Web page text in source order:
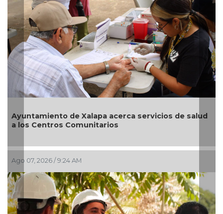
Ayuntamiento de Xalapa acerca servicios de salud
a los Centros Comunitarios
Ago 07, 2026 / 9:24 AM